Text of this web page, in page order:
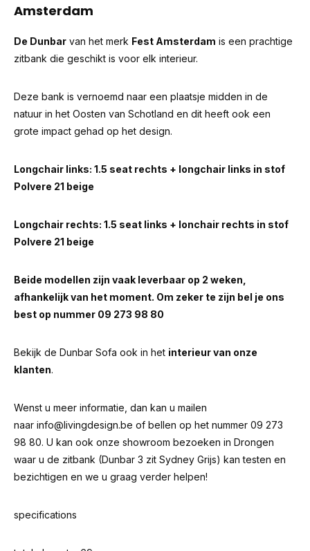
Amsterdam
De Dunbar van het merk Fest Amsterdam is een prachtige
zitbank die geschikt is voor elk interieur.
Deze bank is vernoemd naar een plaatsje midden in de
natuur in het Oosten van Schotland en dit heeft ook een
grote impact gehad op het design.
Longchair links: 1.5 seat rechts + longchair links in stof
Polvere 21 beige
Longchair rechts: 1.5 seat links + lonchair rechts in stof
Polvere 21 beige
Beide modellen zijn vaak leverbaar op 2 weken,
afhankelijk van het moment. Om zeker te zijn bel je ons
best op nummer 09 273 98 80
Bekijk de Dunbar Sofa ook in het interieur van onze
klanten.
Wenst u meer informatie, dan kan u mailen
naar info@livingdesign.be of bellen op het nummer 09 273
98 80. U kan ook onze showroom bezoeken in Drongen
waar u de zitbank (Dunbar 3 zit Sydney Grijs) kan testen en
bezichtigen en we u graag verder helpen!
specifications